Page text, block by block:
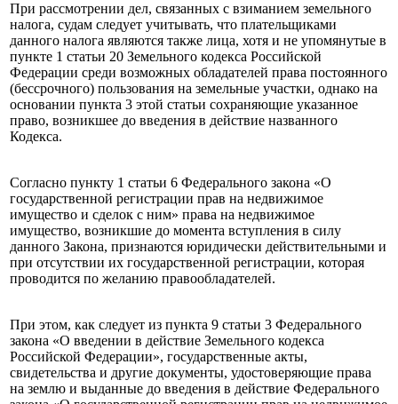
При рассмотрении дел, связанных с взиманием земельного
налога, судам следует учитывать, что плательщиками
данного налога являются также лица, хотя и не упомянутые в
пункте 1 статьи 20 Земельного кодекса Российской
Федерации среди возможных обладателей права постоянного
(бессрочного) пользования на земельные участки, однако на
основании пункта 3 этой статьи сохраняющие указанное
право, возникшее до введения в действие названного
Кодекса.
Согласно пункту 1 статьи 6 Федерального закона «О
государственной регистрации прав на недвижимое
имущество и сделок с ним» права на недвижимое
имущество, возникшие до момента вступления в силу
данного Закона, признаются юридически действительными и
при отсутствии их государственной регистрации, которая
проводится по желанию правообладателей.
При этом, как следует из пункта 9 статьи 3 Федерального
закона «О введении в действие Земельного кодекса
Российской Федерации», государственные акты,
свидетельства и другие документы, удостоверяющие права
на землю и выданные до введения в действие Федерального